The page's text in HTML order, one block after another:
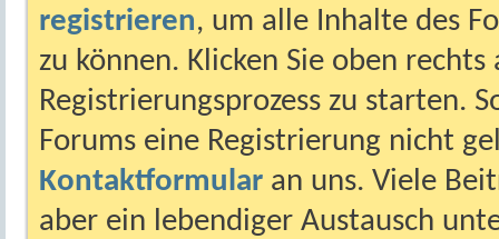
registrieren, um alle Inhalte des
zu können. Klicken Sie oben
Registrierungsprozess zu starten.
Forums eine Registrierung nicht
Kontaktformular an uns. Viele
aber ein lebendiger Austausch